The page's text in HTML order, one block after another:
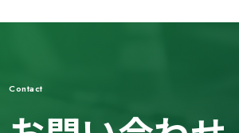
Contact